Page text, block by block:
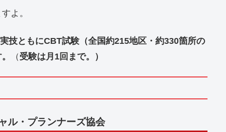
よ。
技ともにCBT試験（全国約215地区・約330箇所の
（ 受験は月1回まで。）
ル・プランナーズ協会